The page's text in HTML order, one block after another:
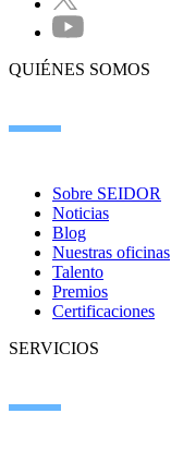
QUIÉNES SOMOS
Sobre SEIDOR
Noticias
Blog
Nuestras oficinas
Talento
Premios
Certificaciones
SERVICIOS